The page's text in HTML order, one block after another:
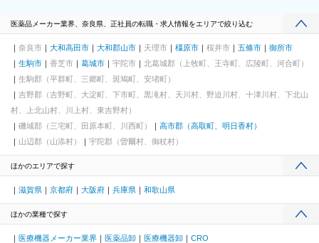
医薬品メーカー業界、奈良県、正社員の転職・求人情報をエリアで絞り込む
奈良市 大和高田市 大和郡山市 天理市 橿原市 桜井市 五條市
御所市
生駒市
香芝市 葛城市 宇陀市
北葛城郡（上牧町、王寺町、広陵町、河合町）
生駒郡（平群町、三郷町、斑鳩町、安堵町）
吉野郡（吉野町、大淀町、下市町、黒滝村、天川村、野迫川村、十津川村、下北山
村、上北山村、川上村、東吉野村）
磯城郡（三宅町、田原本町、川西町）
高市郡（高取町、明日香村）
山辺郡（山添村）
宇陀郡（曽爾村、御杖村）
ほかのエリアで探す
滋賀県 京都府 大阪府 兵庫県 和歌山県
ほかの業種で探す
医療機器メーカー業界 医薬品卸 医療機器卸
CRO